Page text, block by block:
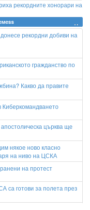
рекордните хонорари на
рекордни добиви на
гражданство по
Какво да правите
църква ще
някое ново класно
на ниво на ЦСКА
на протест
са готови за полета през